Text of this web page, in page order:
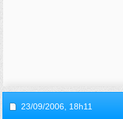
23/09/2006, 18h11